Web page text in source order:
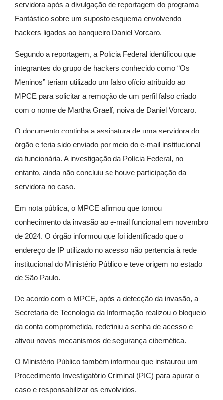
servidora após a divulgação de reportagem do programa
Fantástico sobre um suposto esquema envolvendo
hackers ligados ao banqueiro Daniel Vorcaro.
Segundo a reportagem, a Polícia Federal identificou que
integrantes do grupo de hackers conhecido como “Os
Meninos” teriam utilizado um falso ofício atribuído ao
MPCE para solicitar a remoção de um perfil falso criado
com o nome de Martha Graeff, noiva de Daniel Vorcaro.
O documento continha a assinatura de uma servidora do
órgão e teria sido enviado por meio do e-mail institucional
da funcionária. A investigação da Polícia Federal, no
entanto, ainda não concluiu se houve participação da
servidora no caso.
Em nota pública, o MPCE afirmou que tomou
conhecimento da invasão ao e-mail funcional em novembro
de 2024. O órgão informou que foi identificado que o
endereço de IP utilizado no acesso não pertencia à rede
institucional do Ministério Público e teve origem no estado
de São Paulo.
De acordo com o MPCE, após a detecção da invasão, a
Secretaria de Tecnologia da Informação realizou o bloqueio
da conta comprometida, redefiniu a senha de acesso e
ativou novos mecanismos de segurança cibernética.
O Ministério Público também informou que instaurou um
Procedimento Investigatório Criminal (PIC) para apurar o
caso e responsabilizar os envolvidos.